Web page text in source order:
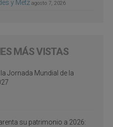
y Metz agosto 7, 2026
MÁS VISTAS
Jornada Mundial de la
su patrimonio a 2026: